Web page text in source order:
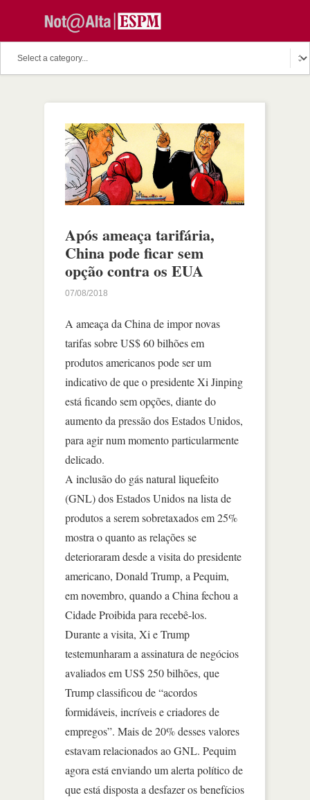
Após ameaça tarifária,
China pode ficar sem
opção contra os EUA
07/08/2018
A ameaça da China de impor novas
tarifas sobre US$ 60 bilhões em
produtos americanos pode ser um
indicativo de que o presidente Xi Jinping
está ficando sem opções, diante do
aumento da pressão dos Estados Unidos,
para agir num momento particularmente
delicado.
A inclusão do gás natural liquefeito
(GNL) dos Estados Unidos na lista de
produtos a serem sobretaxados em 25%
mostra o quanto as relações se
deterioraram desde a visita do presidente
americano, Donald Trump, a Pequim,
em novembro, quando a China fechou a
Cidade Proibida para recebê-los.
Durante a visita, Xi e Trump
testemunharam a assinatura de negócios
avaliados em US$ 250 bilhões, que
Trump classificou de “acordos
formidáveis, incríveis e criadores de
empregos”. Mais de 20% desses valores
estavam relacionados ao GNL. Pequim
agora está enviando um alerta político de
que está disposta a desfazer os benefícios